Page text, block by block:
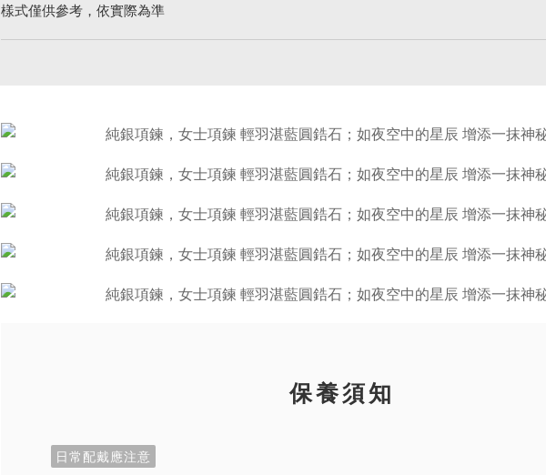
樣式僅供參考，依實際為準
保養須知
日常配戴應注意